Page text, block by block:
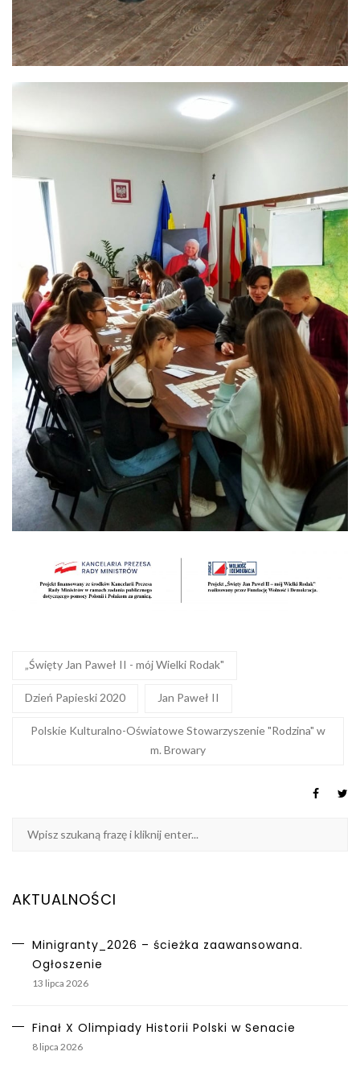
„Święty Jan Paweł II - mój Wielki Rodak"
Dzień Papieski 2020 Jan Paweł II
Polskie Kulturalno-Oświatowe Stowarzyszenie "Rodzina" w
m. Browary
AKTUALNOŚCI
Minigranty_2026 – ścieżka zaawansowana.
Ogłoszenie
13 lipca 2026
Finał X Olimpiady Historii Polski w Senacie
8 lipca 2026